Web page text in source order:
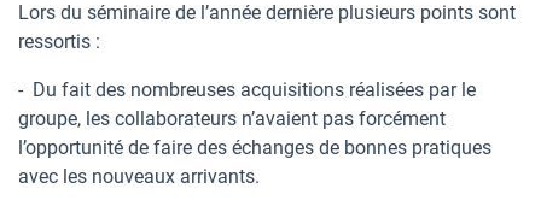
Lors du séminaire de l’année dernière plusieurs points sont
ressortis :
- Du fait des nombreuses acquisitions réalisées par le
groupe, les collaborateurs n’avaient pas forcément
l’opportunité de faire des échanges de bonnes pratiques
avec les nouveaux arrivants.